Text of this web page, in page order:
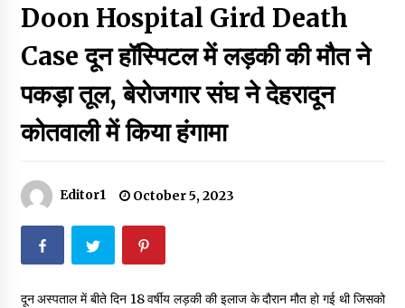
Thought Of The Day 7 September
September 7, 2023
Thought Of The Day 6 September
September 6, 2023
May 18, 2022
Thought Of The Day 17 May
May 17, 2022
Doon Hospital Gird Death
Case दून हॉस्पिटल में लड़की की मौत ने
पकड़ा तूल, बेरोजगार संघ ने देहरादून
कोतवाली में किया हंगामा
Editor1 October 5, 2023
दून अस्पताल में बीते दिन 18 वर्षीय लड़की की इलाज के दौरान मौत हो गई थी जिसको